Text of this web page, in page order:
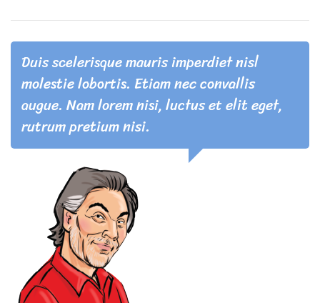
Duis scelerisque mauris imperdiet nisl
molestie lobortis. Etiam nec convallis
augue. Nam lorem nisi, luctus et elit eget,
rutrum pretium nisi.